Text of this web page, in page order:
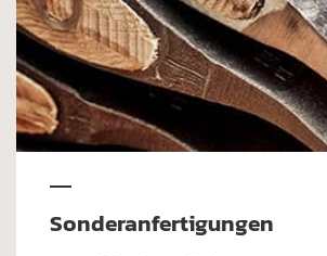
Sonderanfertigungen